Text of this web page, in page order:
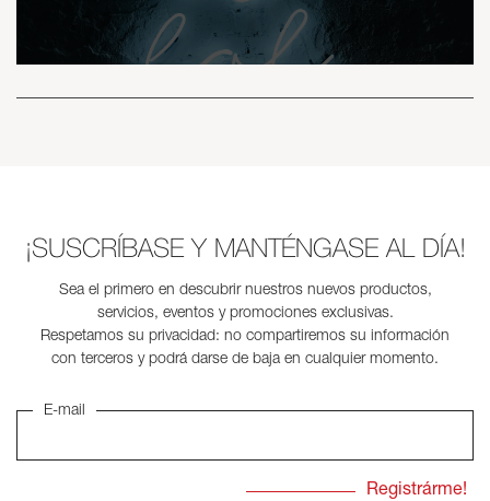
¡SUSCRÍBASE Y MANTÉNGASE AL DÍA!
Sea el primero en descubrir nuestros nuevos productos,
servicios, eventos y promociones exclusivas.
Respetamos su privacidad: no compartiremos su información
con terceros y podrá darse de baja en cualquier momento.
E-mail